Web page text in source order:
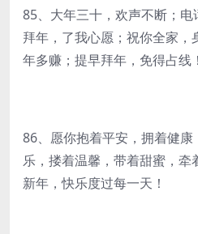
85、大年三十，欢声不断；
拜年，了我心愿；祝你全家
年多赚；提早拜年，免得占线！
86、愿你抱着平安，拥着健
乐，搂着温馨，带着甜蜜，牵
新年，快乐度过每一天！